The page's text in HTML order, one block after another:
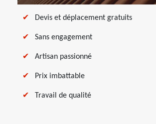
Devis et déplacement gratuits
Sans engagement
Artisan passionné
Prix imbattable
Travail de qualité